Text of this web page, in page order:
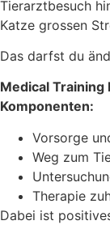
Tierarztbesuch
Katze grossen
Das darfst du
Medical
Komponenten:
Vorsorge
Weg zum
Therapie
Dabei ist